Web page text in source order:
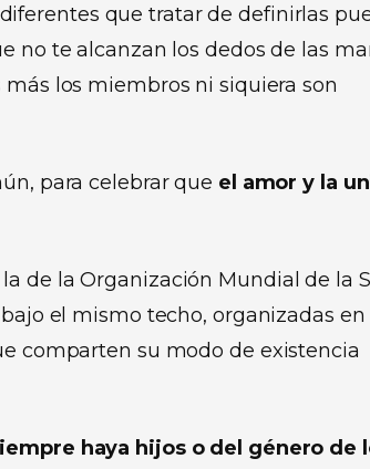
que tratar de definirlas
no te alcanzan los dedos de las
los miembros ni siquiera son
para celebrar que el amor y la
de la Organización Mundial de la
el mismo techo, organizadas en
comparten su modo de existencia
haya hijos o del género de